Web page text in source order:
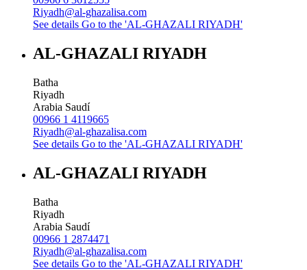
Riyadh@al-ghazalisa.com
See details Go to the 'AL-GHAZALI RIYADH'
AL-GHAZALI RIYADH
Batha
Riyadh
Arabia Saudí
00966 1 4119665
Riyadh@al-ghazalisa.com
See details Go to the 'AL-GHAZALI RIYADH'
AL-GHAZALI RIYADH
Batha
Riyadh
Arabia Saudí
00966 1 2874471
Riyadh@al-ghazalisa.com
See details Go to the 'AL-GHAZALI RIYADH'